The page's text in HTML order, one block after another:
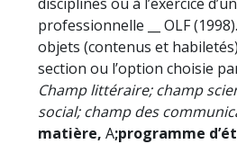
professionnelle __ OLF
objets (contenus et
section ou l’option choisie
Champ littéraire; champ
social; champ des
matière, A;programme